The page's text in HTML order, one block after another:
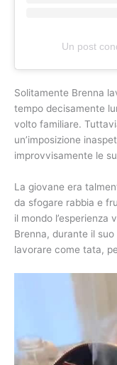
Un post
Solitamente Brenna
tempo decisamente
volto familiare.
un’imposizione
improvvisamente le
La giovane era
da sfogare rabbia e
il mondo
Brenna, durante il
lavorare come tata,